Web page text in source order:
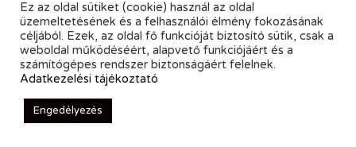
A 65 euróért kínált három napos Low-bérleteket is
felülmúlja az Arenal Sound, amelynek akciós tikettjei
Ez az oldal sütiket (cookie) használ az oldal
üzemeltetésének és a felhasználói élmény fokozásának
céljából. Ezek, az oldal fő funkcióját biztosító sütik, csak a
weboldal működéséért, alapvető funkciójáért és a
számítógépes rendszer biztonságáért felelnek.
Adatkezelési tájékoztató
Engedélyezés